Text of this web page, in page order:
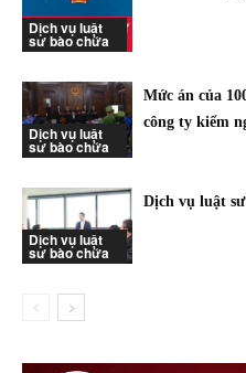
Dịch vụ luật
sư bào chữa
Dịch vụ luật
sư bào chữa
Mức án của
công ty kiểm
Dịch vụ luật
sư bào chữa
Dịch vụ luật